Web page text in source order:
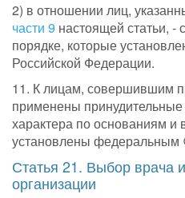
2) в отношении лиц,
части 9 настоящей статьи, -
порядке, которые
Российской Федерации.
11. К лицам, совершившим
применены
характера по основаниям и
установлены федеральным
Статья 21. Выбор врача
организации